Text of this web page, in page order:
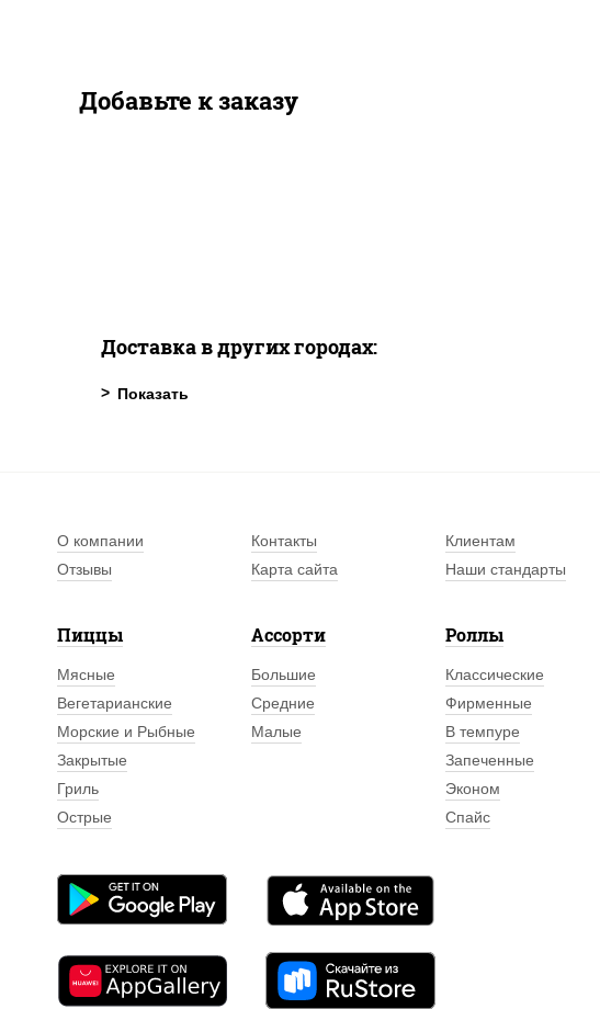
Добавьте к заказу
Доставка в других городах:
О компании Контакты Клиентам
Отзывы
Карта сайта Наши стандарты
Пиццы
Мясные
Вегетарианские
Морские и Рыбные
Закрытые
Гриль
Острые
Ассорти
Большие
Средние
Малые
Роллы
Классические
Фирменные
В темпуре
Запеченные
Эконом
Спайс